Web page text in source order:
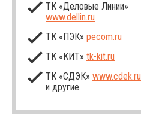
ТК «Деловые Линии»
www.dellin.ru
ТК «ПЭК» pecom.ru
ТК «КИТ» tk-kit.ru
ТК «СДЭК» www.cdek.ru
и другие.